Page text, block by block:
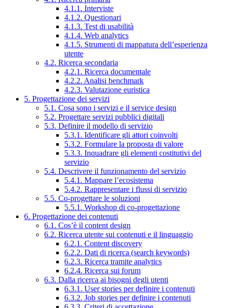
4.1.1. Interviste
4.1.2. Questionari
4.1.3. Test di usabilità
4.1.4. Web analytics
4.1.5. Strumenti di mappatura dell’esperienza
utente
4.2. Ricerca secondaria
4.2.1. Ricerca documentale
4.2.2. Analisi benchmark
4.2.3. Valutazione euristica
5. Progettazione dei servizi
5.1. Cosa sono i servizi e il service design
5.2. Progettare servizi pubblici digitali
5.3. Definire il modello di servizio
5.3.1. Identificare gli attori coinvolti
5.3.2. Formulare la proposta di valore
5.3.3. Inquadrare gli elementi costitutivi del
servizio
5.4. Descrivere il funzionamento del servizio
5.4.1. Mappare l’ecosistema
5.4.2. Rappresentare i flussi di servizio
5.5. Co-progettare le soluzioni
5.5.1. Workshop di co-progettazione
6. Progettazione dei contenuti
6.1. Cos’è il content design
6.2. Ricerca utente sui contenuti e il linguaggio
6.2.1. Content discovery
6.2.2. Dati di ricerca (search keywords)
6.2.3. Ricerca tramite analytics
6.2.4. Ricerca sui forum
6.3. Dalla ricerca ai bisogni degli utenti
6.3.1. User stories per definire i contenuti
6.3.2. Job stories per definire i contenuti